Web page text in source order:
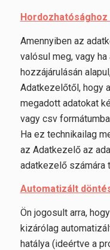
Hordozhatósághoz
Amennyiben az
valósul meg, vagy
hozzájárulásán
Adatkezelőtől, hogy
megadott adatokat
vagy csv
Ha ez technikailag
az Adatkezelő az
adatkezelő számára
Automatizált
Ön jogosult arra,
kizárólag
hatálya (ideértve a